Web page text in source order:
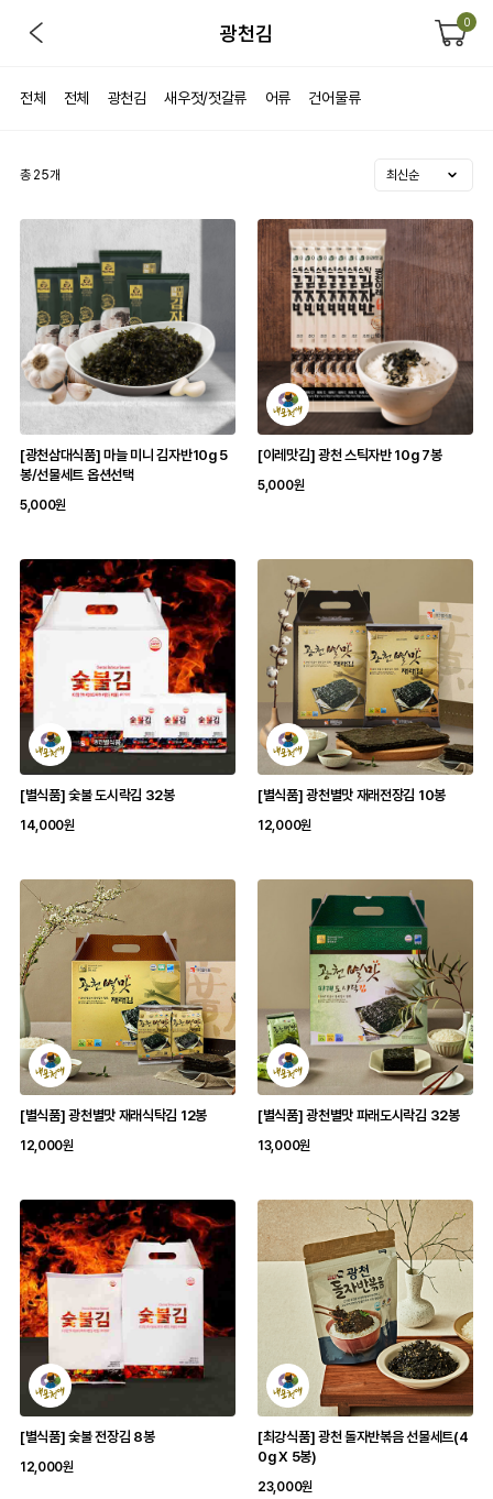
광천김 0
전체 전체 광천김 새우젓/젓갈류 어류 건어물류
총 25개
[광천삼대식품] 마늘 미니 김자반10g 5
봉/선물세트 옵션선택
5,000원
[이레맛김] 광천 스틱자반 10g 7봉
5,000원
[별식품] 숯불 도시락김 32봉
14,000원
[별식품] 광천별맛 재래전장김 10봉
12,000원
[별식품] 광천별맛 재래식탁김 12봉
12,000원
[별식품] 광천별맛 파래도시락김 32봉
13,000원
[별식품] 숯불 전장김 8봉
12,000원
[최강식품] 광천 돌자반볶음 선물세트(4
0g X 5봉)
23,000원